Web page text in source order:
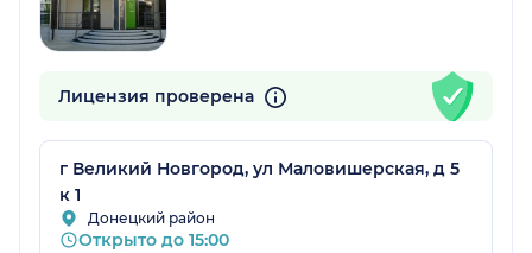
Лицензия проверена
г Великий Новгород, ул Маловишерская, д 5
к 1
Донецкий район
Открыто до 15:00